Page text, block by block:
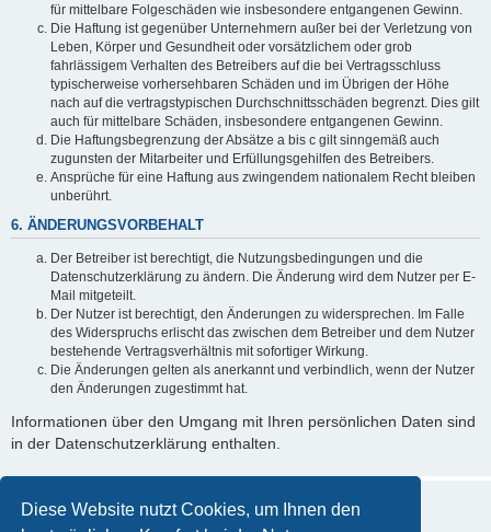
Diese Website nutzt Cookies, um Ihnen den
für mittelbare Folgeschäden wie insbesondere entgangenen Gewinn.
Die Haftung ist gegenüber Unternehmern außer bei der Verletzung von
Leben, Körper und Gesundheit oder vorsätzlichem oder grob
fahrlässigem Verhalten des Betreibers auf die bei Vertragsschluss
typischerweise vorhersehbaren Schäden und im Übrigen der Höhe
nach auf die vertragstypischen Durchschnittsschäden begrenzt. Dies gilt
auch für mittelbare Schäden, insbesondere entgangenen Gewinn.
Die Haftungsbegrenzung der Absätze a bis c gilt sinngemäß auch
zugunsten der Mitarbeiter und Erfüllungsgehilfen des Betreibers.
Ansprüche für eine Haftung aus zwingendem nationalem Recht bleiben
unberührt.
6. ÄNDERUNGSVORBEHALT
Der Betreiber ist berechtigt, die Nutzungsbedingungen und die
Datenschutzerklärung zu ändern. Die Änderung wird dem Nutzer per E-
Mail mitgeteilt.
Der Nutzer ist berechtigt, den Änderungen zu widersprechen. Im Falle
des Widerspruchs erlischt das zwischen dem Betreiber und dem Nutzer
bestehende Vertragsverhältnis mit sofortiger Wirkung.
Die Änderungen gelten als anerkannt und verbindlich, wenn der Nutzer
den Änderungen zugestimmt hat.
Informationen über den Umgang mit Ihren persönlichen Daten sind
in der Datenschutzerklärung enthalten.